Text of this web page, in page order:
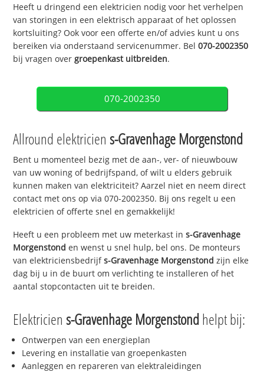
Heeft u dringend een elektricien nodig voor het verhelpen
van storingen in een elektrisch apparaat of het oplossen
kortsluiting? Ook voor een offerte en/of advies kunt u ons
bereiken via onderstaand servicenummer. Bel070-2002350
bij vragen over groepenkast uitbreiden.
070-2002350
Allround elektricien s-Gravenhage Morgenstond
Bent u momenteel bezig met de aan-, ver- of nieuwbouw
van uw woning of bedrijfspand, of wilt u elders gebruik
kunnen maken van elektriciteit? Aarzel niet en neem direct
contact met ons op via 070-2002350. Bij ons regelt u een
elektricien of offerte snel en gemakkelijk!
Heeft u een probleem met uw meterkast ins-Gravenhage
Morgenstond en wenst u snel hulp, bel ons. De monteurs
van elektriciensbedrijfs-Gravenhage Morgenstond zijn elke
dag bij u in de buurt om verlichting te installeren of het
aantal stopcontacten uit te breiden.
Elektricien s-Gravenhage Morgenstondhelpt bij:
Ontwerpen van een energieplan
Levering en installatie van groepenkasten
Aanleggen en repareren van elektraleidingen